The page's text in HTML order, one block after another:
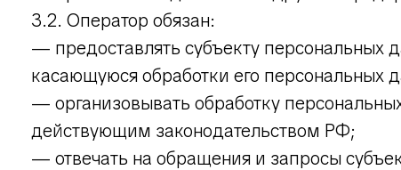
3.2. Оператор обязан:
— предоставлять субъекту персональных
касающуюся обработки его персональных
— организовывать обработку
действующим законодательством РФ;
— отвечать на обращения и запросы